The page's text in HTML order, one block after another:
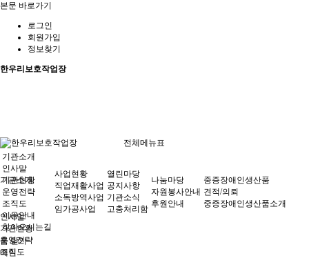
본문 바로가기
로그인
회원가입
정보찾기
한우리보호작업장
기관소개
인사말
기관현황
운영전략
조직도
전체메뉴표
기관소개
인사말
기관현황
운영전략
조직도
이용안내
찾아오시는길
사업현황
직업재활사업
소독방역사업
임가공사업
열린마당
공지사항
기관소식
고충처리함
나눔마당
자원봉사안내
후원안내
중증장애인생산품
견적/의뢰
중증장애인생산품소개
홈 닫기
메인